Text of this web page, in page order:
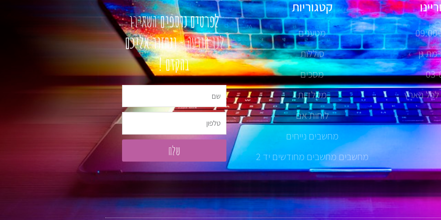
03-
לכל הארץ
קטגוריות
מטענים
סוללות
מסכים
מקלדות
לוחות אם
מחשבים נייחים
מחשבים מחשבים מחודשים יד 2
לפרטים נוספיםהשאירו
לנו הודעה -ונחזור אליכם
בהקדם !
שם
טלפון
שלח